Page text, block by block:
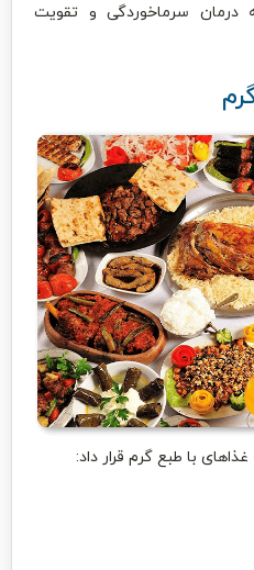
سرماخوردگی و تقویت
با طبع گرم قرار داد: